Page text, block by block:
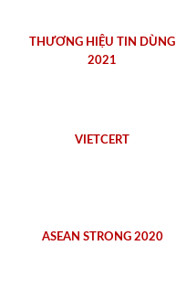
THƯƠNG HIỆU TIN DÙNG
2021
VIETCERT
ASEAN STRONG 2020